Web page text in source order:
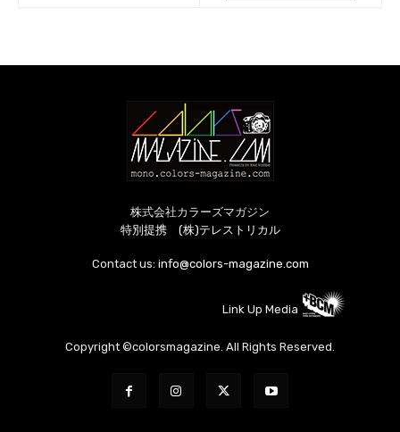
株式会社カラーズマガジン
特別提携 (株)テレストリカル
Contact us: info@colors-magazine.com
Link Up Media
Copyright ©colorsmagazine. All Rights Reserved.